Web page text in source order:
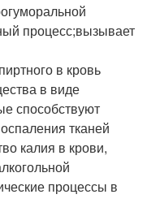
процесс;вызывает
в кровь
в виде
способствуют
тканей
калия в крови,
процессы в